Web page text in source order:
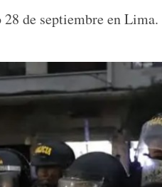
de septiembre en